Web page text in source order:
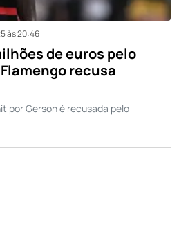
às 20:46
de euros pelo
recusa
por Gerson é recusada pelo